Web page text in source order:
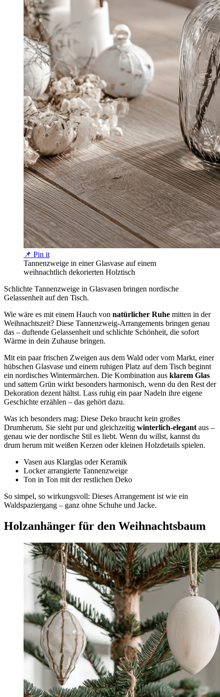
📌 Pin it
Tannenzweige in einer Glasvase auf einem
weihnachtlich dekorierten Holztisch
Schlichte Tannenzweige in Glasvasen bringen nordische
Gelassenheit auf den Tisch.
Wie wäre es mit einem Hauch von natürlicher Ruhe mitten in der
Weihnachtszeit? Diese Tannenzweig-Arrangements bringen genau
das – duftende Gelassenheit und schlichte Schönheit, die sofort
Wärme in dein Zuhause bringen.
Mit ein paar frischen Zweigen aus dem Wald oder vom Markt, einer
hübschen Glasvase und einem ruhigen Platz auf dem Tisch beginnt
ein nordisches Wintermärchen. Die Kombination aus klarem Glas
und sattem Grün wirkt besonders harmonisch, wenn du den Rest der
Dekoration dezent hältst. Lass ruhig ein paar Nadeln ihre eigene
Geschichte erzählen – das gehört dazu.
Was ich besonders mag: Diese Deko braucht kein großes
Drumherum. Sie sieht pur und gleichzeitig winterlich-elegant aus –
genau wie der nordische Stil es liebt. Wenn du willst, kannst du
drum herum mit weißen Kerzen oder kleinen Holzdetails spielen.
Vasen aus Klarglas oder Keramik
Locker arrangierte Tannenzweige
Ton in Ton mit der restlichen Deko
So simpel, so wirkungsvoll: Dieses Arrangement ist wie ein
Waldspaziergang – ganz ohne Schuhe und Jacke.
Holzanhänger für den Weihnachtsbaum